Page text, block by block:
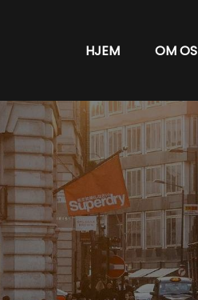
HJEM OM OS